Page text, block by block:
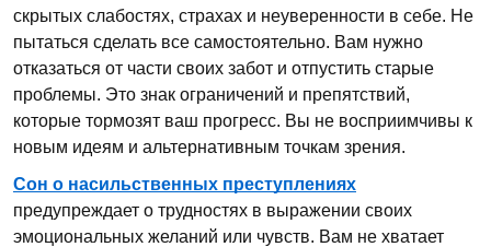
скрытых слабостях, страхах и неуверенности в себе. Не
пытаться сделать все самостоятельно. Вам нужно
отказаться от части своих забот и отпустить старые
проблемы. Это знак ограничений и препятствий,
которые тормозят ваш прогресс. Вы не восприимчивы к
новым идеям и альтернативным точкам зрения.
Сон о насильственных преступлениях
предупреждает о трудностях в выражении своих
эмоциональных желаний или чувств. Вам не хватает